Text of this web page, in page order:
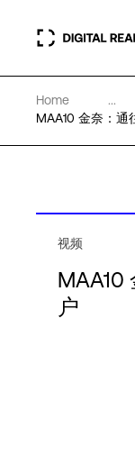
数据中心
专业知识和资
Home ...
MAA10 金奈：通
视频
MAA10
户